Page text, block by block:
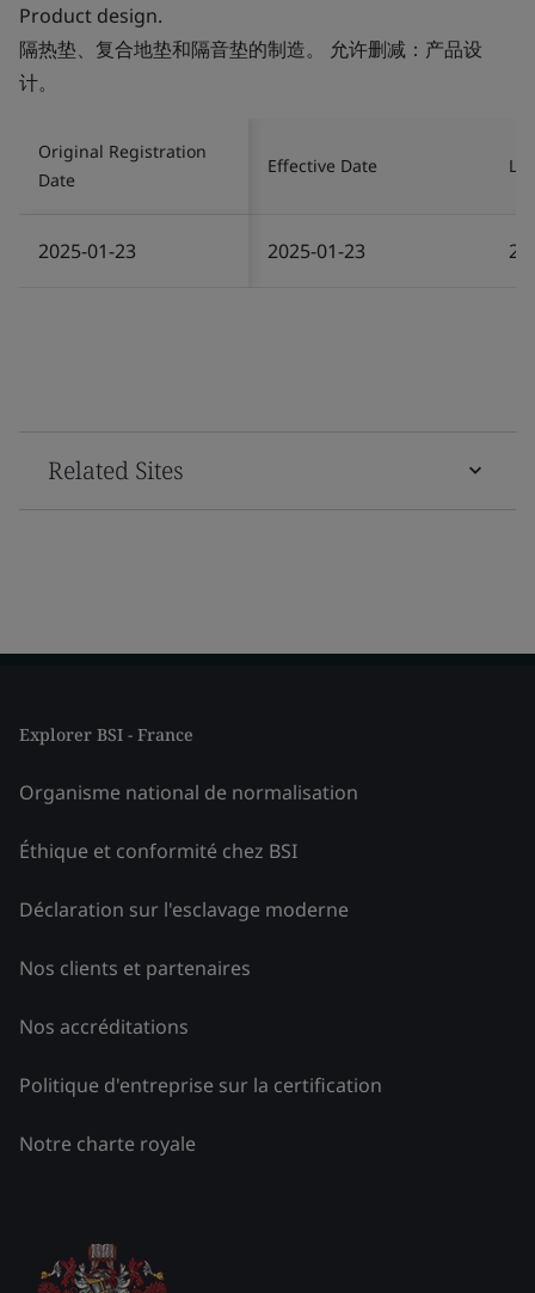
Product design.
隔热垫、复合地垫和隔音垫的制造。 允许删减：产品设
计。
Original Registration
Date
Effective Date
2025-01-23 2025-01-23
Related Sites
Explorer BSI - France
Organisme national de normalisation
Éthique et conformité chez BSI
Déclaration sur l'esclavage moderne
Nos clients et partenaires
Nos accréditations
Politique d'entreprise sur la certification
Notre charte royale